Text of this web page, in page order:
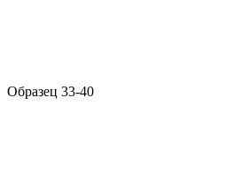
Образец 33-40